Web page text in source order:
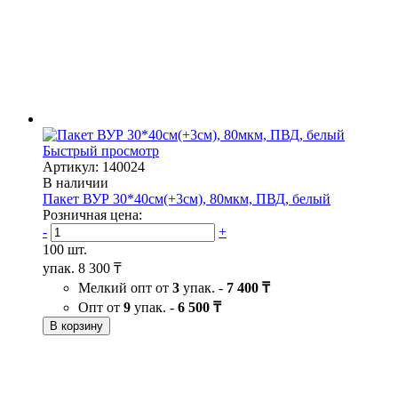
Быстрый просмотр
Артикул: 140024
В наличии
Пакет ВУР 30*40см(+3см), 80мкм, ПВД, белый
Розничная цена:
-
+
100 шт.
упак. 8 300 ₸
Мелкий опт от 3 упак. - 7 400 ₸
Опт от 9 упак. - 6 500 ₸
В корзину